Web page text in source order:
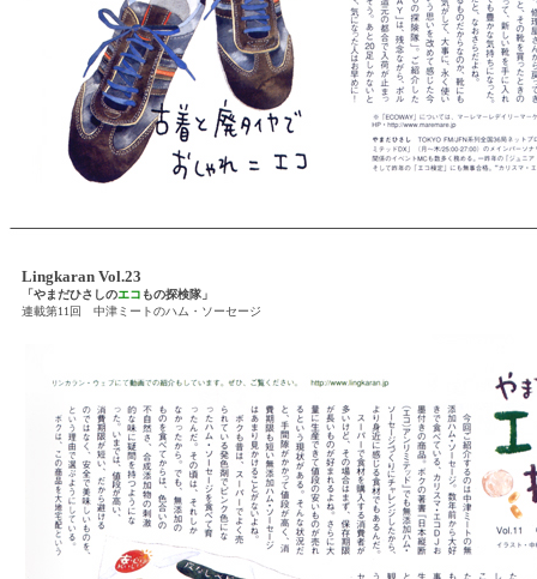
Lingkaran Vol.23
「やまだひさしのエコ もの探検隊」
連載第11回 中津ミートのハム・ソーセージ